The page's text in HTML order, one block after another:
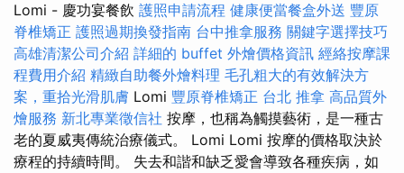
Lomi - 慶功宴餐飲 護照申請流程 健康便當餐盒外送 豐原
脊椎矯正 護照過期換發指南 台中推拿服務 關鍵字選擇技巧
高雄清潔公司介紹 詳細的 buffet 外燴價格資訊 經絡按摩課
程費用介紹 精緻自助餐外燴料理 毛孔粗大的有效解決方
案，重拾光滑肌膚 Lomi 豐原脊椎矯正 台北 推拿 高品質外
燴服務 新北專業徵信社 按摩，也稱為觸摸藝術，是一種古
老的夏威夷傳統治療儀式。 Lomi Lomi 按摩的價格取決於
療程的持續時間。 失去和諧和缺乏愛會導致各種疾病，如